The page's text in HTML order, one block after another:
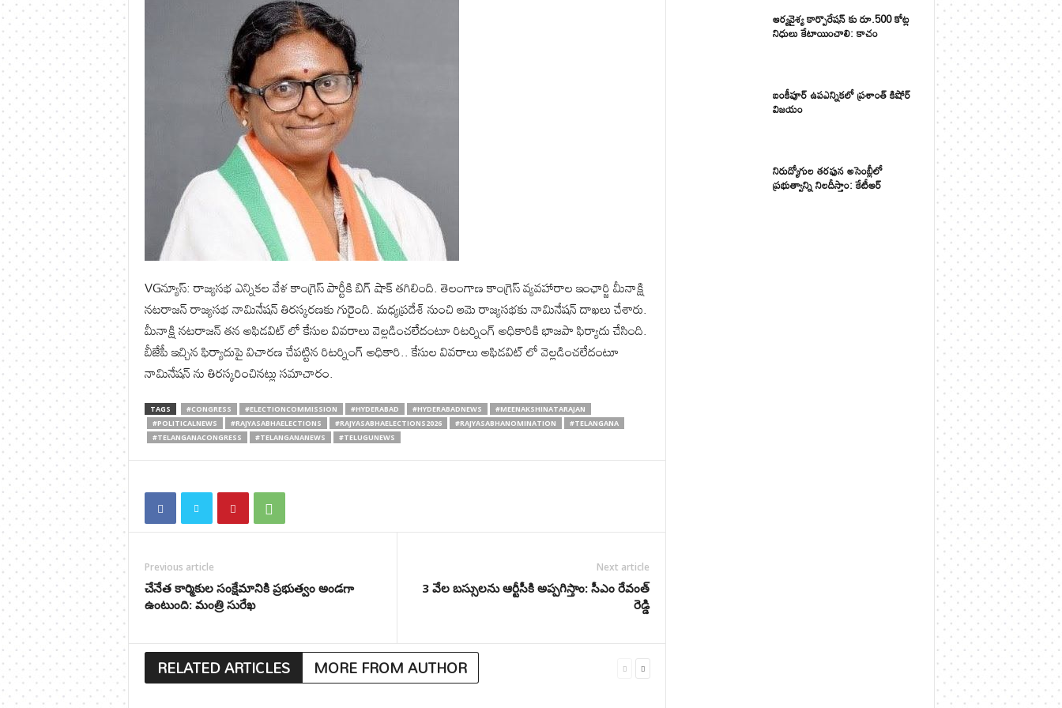
VGన్యూస్: రాజ్యసభ ఎన్నికల వేళ కాంగ్రెస్ పార్టీకి బిగ్ షాక్ తగిలింది. తెలంగాణ కాంగ్రెస్ వ్యవహారాల ఇంఛార్జి మీనాక్షి
నటరాజన్ రాజ్యసభ నామినేషన్ తిరస్కరణకు గురైంది. మధ్యప్రదేశ్ నుంచి ఆమె రాజ్యసభకు నామినేషన్ దాఖలు చేశారు.
మీనాక్షి నటరాజన్ తన అఫిడవిట్ లో కేసుల వివరాలు వెల్లడించలేదంటూ రిటర్నింగ్ అధికారికి భాజపా ఫిర్యాదు చేసింది.
బీజేపీ ఇచ్చిన ఫిర్యాదుపై విచారణ చేపట్టిన రిటర్నింగ్ అధికారి.. కేసుల వివరాలు అఫిడవిట్ లో వెల్లడించలేదంటూ
నామినేషన్ ను తిరస్కరించినట్లు సమాచారం.
TAGS #CONGRESS #ELECTIONCOMMISSION #HYDERABAD #HYDERABADNEWS
#MEENAKSHINATARAJAN
#POLITICALNEWS
#RAJYASABHAELECTIONS #RAJYASABHAELECTIONS2026 #RAJYASABHANOMINATION
#TELANGANA
#TELANGANACONGRESS
#TELANGANANEWS #TELUGUNEWS
Previous article
చేనేత కార్మికుల సంక్షేమానికి ప్రభుత్వం అండగా
ఉంటుంది: మంత్రి సురేఖ
Next article
3 వేల బస్సులను ఆర్టీసీకి అప్పగిస్తాం: సీఎం రేవంత్
రెడ్డి
RELATED ARTICLES MORE FROM AUTHOR
ఆర్యవైశ్య కార్పొరేషన్ కు రూ.500 కోట్ల
నిధులు కేటాయించాలి: కాచం
బంకీపూర్ ఉపఎన్నికలో ప్రశాంత్ కిషోర్
విజయం
నిరుద్యోగుల తరఫున అసెంబ్లీలో
ప్రభుత్వాన్ని నిలదీస్తాం: కేటీఆర్